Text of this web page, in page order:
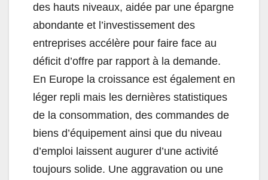
des hauts niveaux, aidée par une épargne
abondante et l’investissement des
entreprises accélère pour faire face au
déficit d’offre par rapport à la demande.
En Europe la croissance est également en
léger repli mais les dernières statistiques
de la consommation, des commandes de
biens d’équipement ainsi que du niveau
d’emploi laissent augurer d’une activité
toujours solide. Une aggravation ou une